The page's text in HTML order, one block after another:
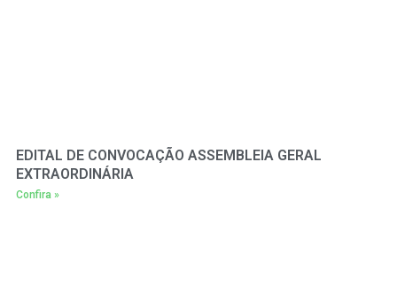
EDITAL DE CONVOCAÇÃO ASSEMBLEIA GERAL
EXTRAORDINÁRIA
Confira »